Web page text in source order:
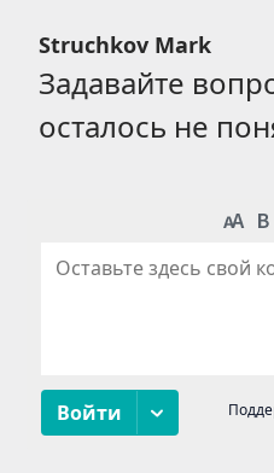
Struchkov Mark
Задавайте
осталось не